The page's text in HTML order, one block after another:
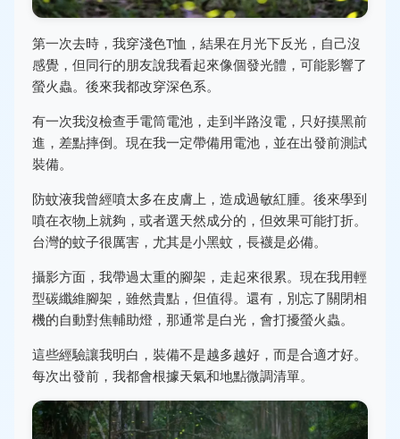
第一次去時，我穿淺色T恤，結果在月光下反光，自己沒
感覺，但同行的朋友說我看起來像個發光體，可能影響了
螢火蟲。後來我都改穿深色系。
有一次我沒檢查手電筒電池，走到半路沒電，只好摸黑前
進，差點摔倒。現在我一定帶備用電池，並在出發前測試
裝備。
防蚊液我曾經噴太多在皮膚上，造成過敏紅腫。後來學到
噴在衣物上就夠，或者選天然成分的，但效果可能打折。
台灣的蚊子很厲害，尤其是小黑蚊，長襪是必備。
攝影方面，我帶過太重的腳架，走起來很累。現在我用輕
型碳纖維腳架，雖然貴點，但值得。還有，別忘了關閉相
機的自動對焦輔助燈，那通常是白光，會打擾螢火蟲。
這些經驗讓我明白，裝備不是越多越好，而是合適才好。
每次出發前，我都會根據天氣和地點微調清單。